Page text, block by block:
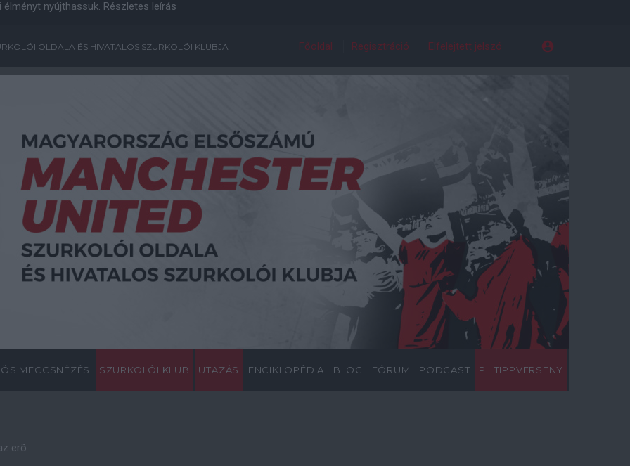
nyújthassuk. Részletes leírás
OLDALA ÉS HIVATALOS SZURKOLÓI KLUBJA Főoldal Regisztráció Elfelejtett jelszó
MECCSNÉZÉS SZURKOLÓI KLUB UTAZÁS ENCIKLOPÉDIA BLOG FÓRUM PODCAST PL TIPPVERSENY
erõ